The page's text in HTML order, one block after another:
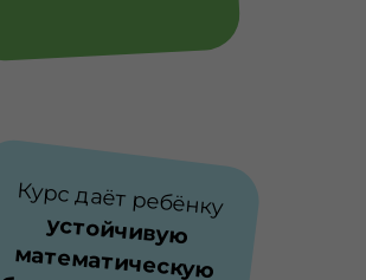
Курс даёт ребёнку
устойчивую
математическую